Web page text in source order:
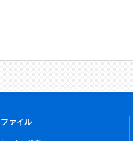
ァイル